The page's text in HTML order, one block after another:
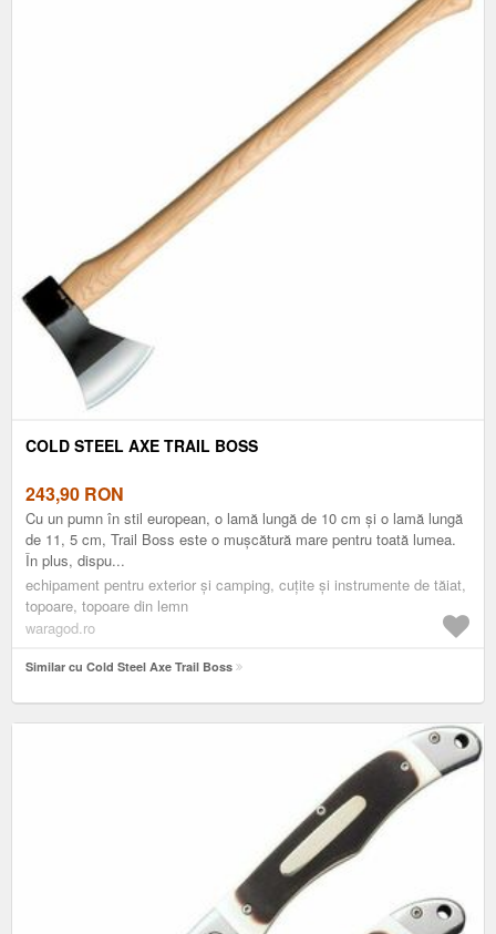
COLD STEEL AXE TRAIL BOSS
243,90 RON
Cu un pumn în stil european, o lamă lungă de 10 cm și o lamă lungă
de 11, 5 cm, Trail Boss este o mușcătură mare pentru toată lumea.
În plus, dispu...
echipament pentru exterior și camping, cuțite și instrumente de tăiat,
topoare, topoare din lemn
waragod.ro
Similar cu Cold Steel Axe Trail Boss